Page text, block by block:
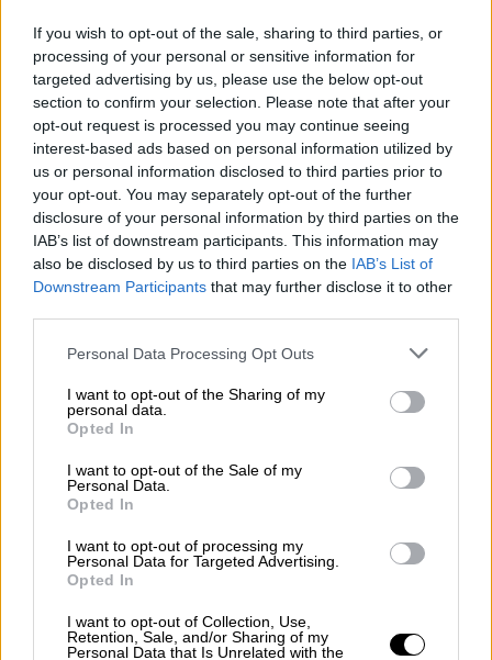
If you wish to opt-out of the sale, sharing to third parties, or
processing of your personal or sensitive information for
targeted advertising by us, please use the below opt-out
section to confirm your selection. Please note that after your
opt-out request is processed you may continue seeing
interest-based ads based on personal information utilized by
us or personal information disclosed to third parties prior to
your opt-out. You may separately opt-out of the further
disclosure of your personal information by third parties on the
IAB’s list of downstream participants. This information may
also be disclosed by us to third parties on the IAB’s List of
Downstream Participants that may further disclose it to other
Please note that this website/app uses one or more Google
not limited to your visit or usage behaviour. You may click to
grant or deny consent to Google and its third-party tags to
use your data for below specified purposes in below Google
consent section.
Personal Data Processing Opt Outs
I want to opt-out of the Sharing of my
personal data.
Opted In
I want to opt-out of the Sale of my
Personal Data.
Opted In
I want to opt-out of processing my
Personal Data for Targeted Advertising.
Opted In
I want to opt-out of Collection, Use,
Retention, Sale, and/or Sharing of my
Personal Data that Is Unrelated with the
γαλαξίας, που απλά κρεμόταν εκεί στον
ουρανό και σιγά-σιγά παρασύρθηκε», είπε και
πρόσθεσε ότι ήταν μία αίσθηση «αρκετά
απόκοσμη». Ο ίδιος αποτύπωσε τις εικόνες
στο κινητό του. «Άμεσα χτυπήσαμε τις
πόρτες των γειτόνων μας για να βγουν και
αυτοί έξω.Ήμασταν περίπου πέντε, στην
κοινή βεράντα των σπιτιών μας και
κοιτούσαμε ψηλά», σημείωσε.
Στα μέσα κοινωνικής δικτύωσης της χώρας
ομάδες αστροπαρατήρησης και
δημοσιεύσεις ανθρώπων που θέλησαν να
μοιραστούν τις δικές τους φωτογραφίες
αλλά και θεωρίες συνωμοσίας σχετικά με το
φαινόμενο, το οποίο ήταν ορατό στο
μεγαλύτερο μέρος του νότιου κομματιού της
χώρας. Από UFO μέχρι επίθεση με πυραύλους
και φωτεινά διαφημιστικά, οι θεωρίες ήταν
μαύρη τρύπα», ανέφερε κάποιος ενώ ένας